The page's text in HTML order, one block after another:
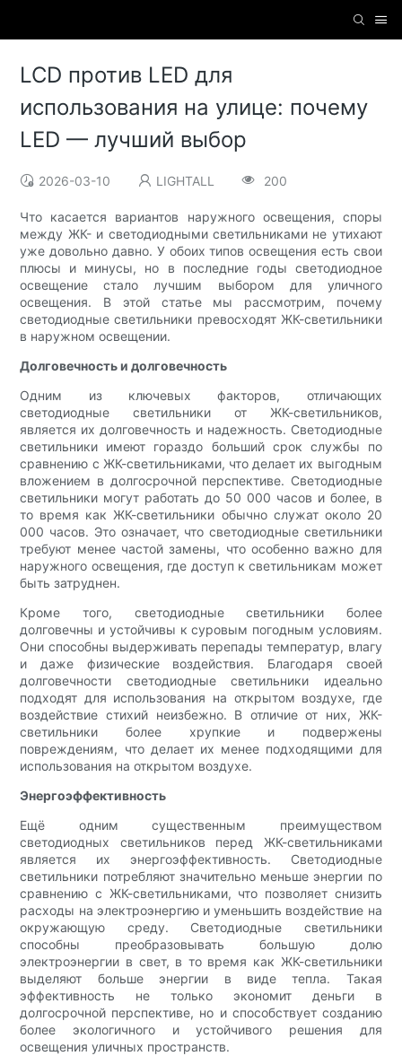
LCD против LED для
использования на улице: почему
LED — лучший выбор
2026-03-10 LIGHTALL 200
Что касается вариантов наружного освещения, споры
между ЖК- и светодиодными светильниками не утихают
уже довольно давно. У обоих типов освещения есть свои
плюсы и минусы, но в последние годы светодиодное
освещение стало лучшим выбором для уличного
освещения. В этой статье мы рассмотрим, почему
светодиодные светильники превосходят ЖК-светильники
в наружном освещении.
Долговечность и долговечность
Одним из ключевых факторов, отличающих
светодиодные светильники от ЖК-светильников,
является их долговечность и надежность. Светодиодные
светильники имеют гораздо больший срок службы по
сравнению с ЖК-светильниками, что делает их выгодным
вложением в долгосрочной перспективе. Светодиодные
светильники могут работать до 50 000 часов и более, в
то время как ЖК-светильники обычно служат около 20
000 часов. Это означает, что светодиодные светильники
требуют менее частой замены, что особенно важно для
наружного освещения, где доступ к светильникам может
быть затруднен.
Кроме того, светодиодные светильники более
долговечны и устойчивы к суровым погодным условиям.
Они способны выдерживать перепады температур, влагу
и даже физические воздействия. Благодаря своей
долговечности светодиодные светильники идеально
подходят для использования на открытом воздухе, где
воздействие стихий неизбежно. В отличие от них, ЖК-
светильники более хрупкие и подвержены
повреждениям, что делает их менее подходящими для
использования на открытом воздухе.
Энергоэффективность
Ещё одним существенным преимуществом
светодиодных светильников перед ЖК-светильниками
является их энергоэффективность. Светодиодные
светильники потребляют значительно меньше энергии по
сравнению с ЖК-светильниками, что позволяет снизить
расходы на электроэнергию и уменьшить воздействие на
окружающую среду. Светодиодные светильники
способны преобразовывать большую долю
электроэнергии в свет, в то время как ЖК-светильники
выделяют больше энергии в виде тепла. Такая
эффективность не только экономит деньги в
долгосрочной перспективе, но и способствует созданию
более экологичного и устойчивого решения для
освещения уличных пространств.